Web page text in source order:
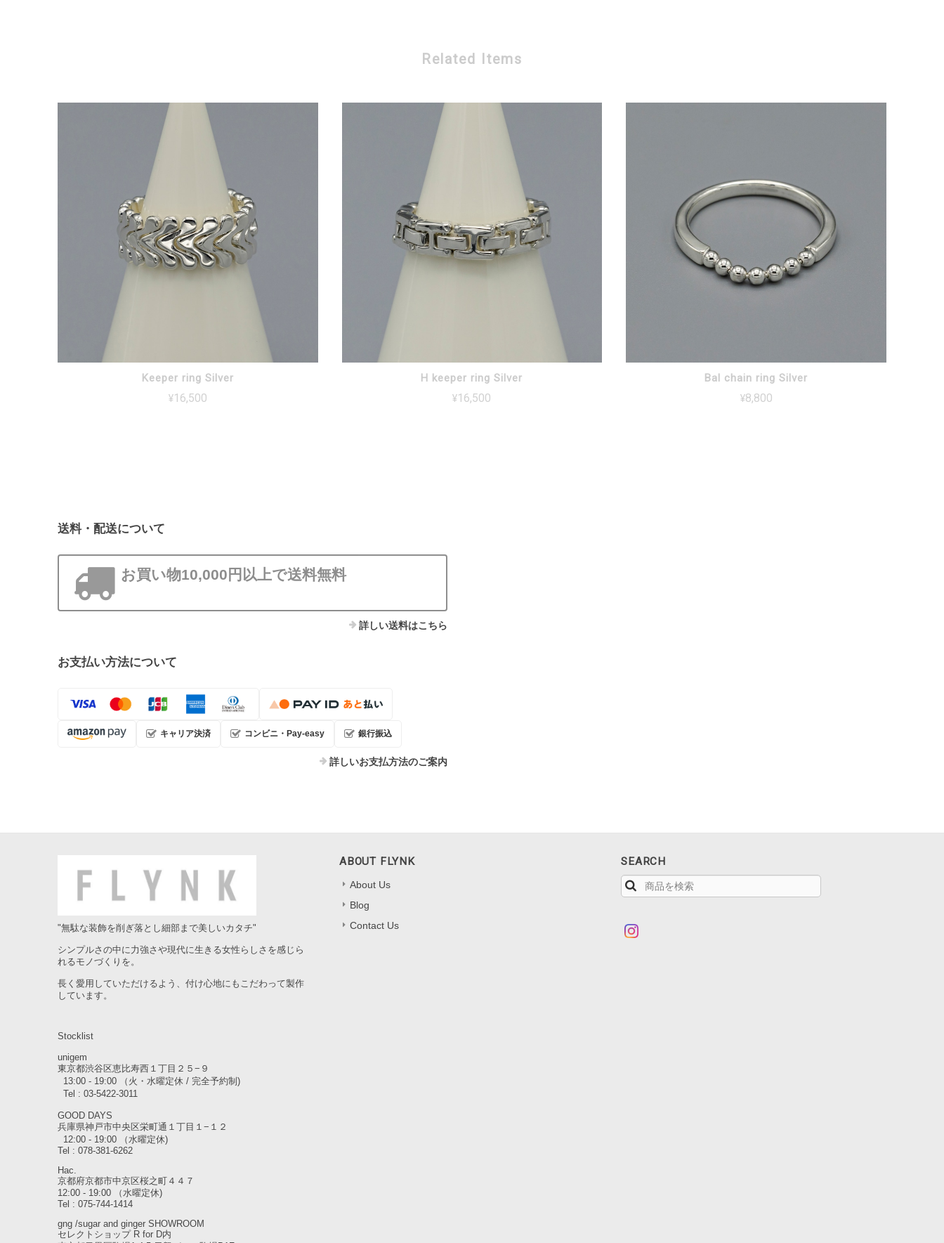
Related Items
Keeper ring Silver
¥16,500
H keeper ring Silver
¥16,500
Bal chain ring Silver
¥8,800
送料・配送について
お買い物10,000円以上で送料無料
詳しい送料はこちら
お支払い方法について
キャリア決済 コンビニ・Pay-easy 銀行振込
詳しいお支払方法のご案内
"無駄な装飾を削ぎ落とし細部まで美しいカタチ"
シンプルさの中に力強さや現代に生きる女性らしさを感じら
れるモノづくりを。
長く愛用していただけるよう、付け心地にもこだわって製作
しています。
Stocklist
unigem
東京都渋谷区恵比寿西１丁目２５−９
13:00 - 19:00 （火・水曜定休 / 完全予約制)
Tel : 03-5422-3011
GOOD DAYS
兵庫県神戸市中央区栄町通１丁目１−１２
12:00 - 19:00 （水曜定休)
Tel : 078-381-6262
Hac.
京都府京都市中京区桜之町４４７
12:00 - 19:00 （水曜定休)
Tel : 075-744-1414
gng /sugar and ginger SHOWROOM
セレクトショップ R for D内
ABOUT FLYNK
About Us
Blog
Contact Us
SEARCH